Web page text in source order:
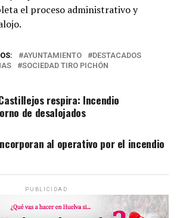
el proceso administrativo y
AYUNTAMIENTO
DESTACADOS
SOCIEDAD TIRO PICHÓN
respira: Incendio
de desalojados
al operativo por el incendio
PUBLICIDAD